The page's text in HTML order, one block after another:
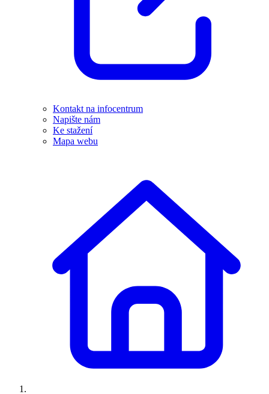
Kontakt na infocentrum
Napište nám
Ke stažení
Mapa webu